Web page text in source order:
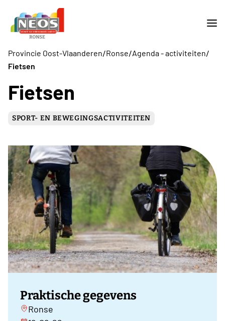
Provincie Oost-Vlaanderen/Ronse/Agenda - activiteiten/
Fietsen
Fietsen
SPORT- EN BEWEGINGSACTIVITEITEN
Praktische gegevens
Ronse